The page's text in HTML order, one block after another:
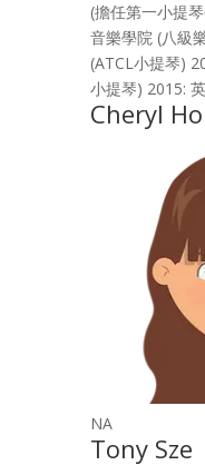
(擔任第一小提
音樂學院 (八級
(ATCL小提琴)
小提琴) 2015:
Cheryl Ho
NA
Tony Sze